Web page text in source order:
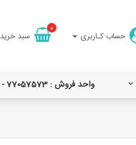
حساب کـاربری سبد خرید
0
واحد فروش : 77057573 - 021